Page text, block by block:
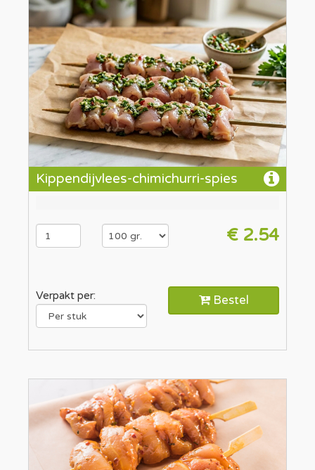
Kippendijvlees-chimichurri-spies
€ 2.54
Verpakt per: Bestel